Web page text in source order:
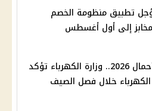
تطبيق منظومة الخصم
إلى أول أغسطس
تخفيف الأحمال 2026.. وزارة الكهرباء تؤكد
خلال فصل الصيف